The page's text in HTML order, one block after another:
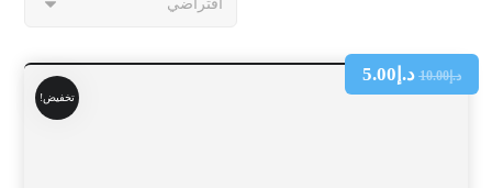
تخفيض!
د.إ10.00 د.إ 5.00